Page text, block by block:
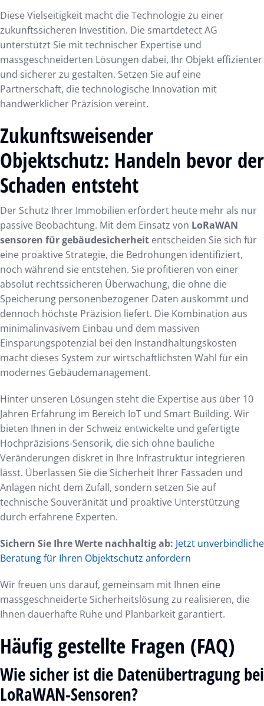
Diese Vielseitigkeit macht die Technologie zu einer
zukunftssicheren Investition. Die smartdetect AG
unterstützt Sie mit technischer Expertise und
massgeschneiderten Lösungen dabei, Ihr Objekt effizienter
und sicherer zu gestalten. Setzen Sie auf eine
Partnerschaft, die technologische Innovation mit
handwerklicher Präzision vereint.
Zukunftsweisender
Objektschutz: Handeln bevor der
Schaden entsteht
Der Schutz Ihrer Immobilien erfordert heute mehr als nur
passive Beobachtung. Mit dem Einsatz von LoRaWAN
sensoren für gebäudesicherheit entscheiden Sie sich für
eine proaktive Strategie, die Bedrohungen identifiziert,
noch während sie entstehen. Sie profitieren von einer
absolut rechtssicheren Überwachung, die ohne die
Speicherung personenbezogener Daten auskommt und
dennoch höchste Präzision liefert. Die Kombination aus
minimalinvasivem Einbau und dem massiven
Einsparungspotenzial bei den Instandhaltungskosten
macht dieses System zur wirtschaftlichsten Wahl für ein
modernes Gebäudemanagement.
Hinter unseren Lösungen steht die Expertise aus über 10
Jahren Erfahrung im Bereich IoT und Smart Building. Wir
bieten Ihnen in der Schweiz entwickelte und gefertigte
Hochpräzisions-Sensorik, die sich ohne bauliche
Veränderungen diskret in Ihre Infrastruktur integrieren
lässt. Überlassen Sie die Sicherheit Ihrer Fassaden und
Anlagen nicht dem Zufall, sondern setzen Sie auf
technische Souveränität und proaktive Unterstützung
durch erfahrene Experten.
Sichern Sie Ihre Werte nachhaltig ab: Jetzt unverbindliche
Beratung für Ihren Objektschutz anfordern
Wir freuen uns darauf, gemeinsam mit Ihnen eine
massgeschneiderte Sicherheitslösung zu realisieren, die
Ihnen dauerhafte Ruhe und Planbarkeit garantiert.
Häufig gestellte Fragen (FAQ)
Wie sicher ist die Datenübertragung bei
LoRaWAN-Sensoren?